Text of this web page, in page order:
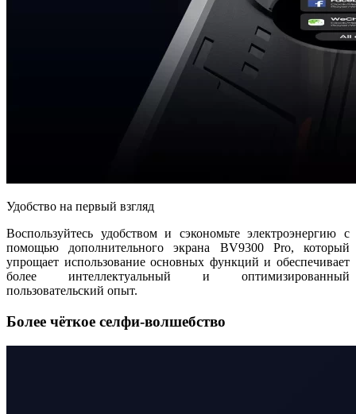
Удобство на первый взгляд
Воспользуйтесь удобством и сэкономьте электроэнергию с
помощью дополнительного экрана BV9300 Pro, который
упрощает использование основных функций и обеспечивает
более интеллектуальный и оптимизированный
пользовательский опыт.
Более чёткое селфи-волшебство